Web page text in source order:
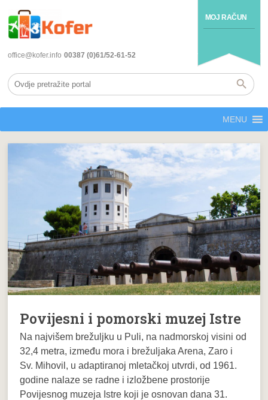
MOJ RAČUN
office@kofer.info 00387 (0)61/52-61-52
MENU
Povijesni i pomorski muzej Istre
Na najvišem brežuljku u Puli, na nadmorskoj visini od
32,4 metra, između mora i brežuljaka Arena, Zaro i
Sv. Mihovil, u adaptiranoj mletačkoj utvrdi, od 1961.
godine nalaze se radne i izložbene prostorije
Povijesnog muzeja Istre koji je osnovan dana 31.